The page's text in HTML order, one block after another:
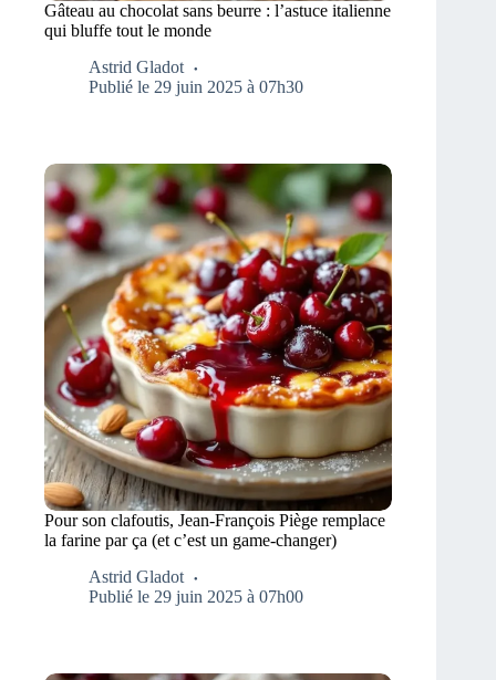
Gâteau au chocolat sans beurre : l’astuce italienne
qui bluffe tout le monde
Astrid Gladot
Publié le 29 juin 2025 à 07h30
Pour son clafoutis, Jean-François Piège remplace
la farine par ça (et c’est un game-changer)
Astrid Gladot
Publié le 29 juin 2025 à 07h00